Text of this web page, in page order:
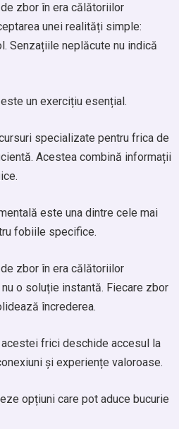
zbor în era călătoriilor
unei realități simple:
Senzațiile neplăcute nu indică
un exercițiu esențial.
specializate pentru frica de
Acestea combină informații
este una dintre cele mai
fobiile specifice.
zbor în era călătoriilor
o soluție instantă. Fiecare zbor
încrederea.
frici deschide accesul la
și experiențe valoroase.
opțiuni care pot aduce bucurie